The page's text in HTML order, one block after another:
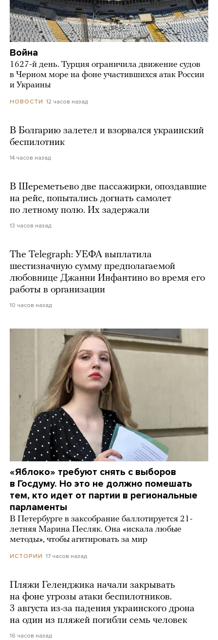
Война
1627-й день. Турция ограничила движение судов
в Черном море на фоне участившихся атак России
и Украины
НОВОСТИ 12 часов назад
В Болгарию залетел и взорвался украинский
беспилотник
14 часов назад
В Шереметьево две пассажирки, опоздавшие
на рейс, попытались догнать самолет
по летному полю. Их задержали
13 часов назад
The Telegraph: УЕФА выплатила
шестизначную сумму предполагаемой
любовнице Джанни Инфантино во время его
работы в организации
10 часов назад
«Яблоко» требуют снять с выборов
в Госдуму. Но это не должно помешать
тем, кто идет от партии в региональные
парламенты
В Петербурге в заксобрание баллотируется 21-
летняя Марина Песляк. Она «искала любые
методы», чтобы агитировать за мир
ИСТОРИИ 17 часов назад
Пляжи Геленджика начали закрывать
на фоне угрозы атаки беспилотников.
3 августа из-за падения украинского дрона
на один из пляжей погибли семь человек
16 часов назад